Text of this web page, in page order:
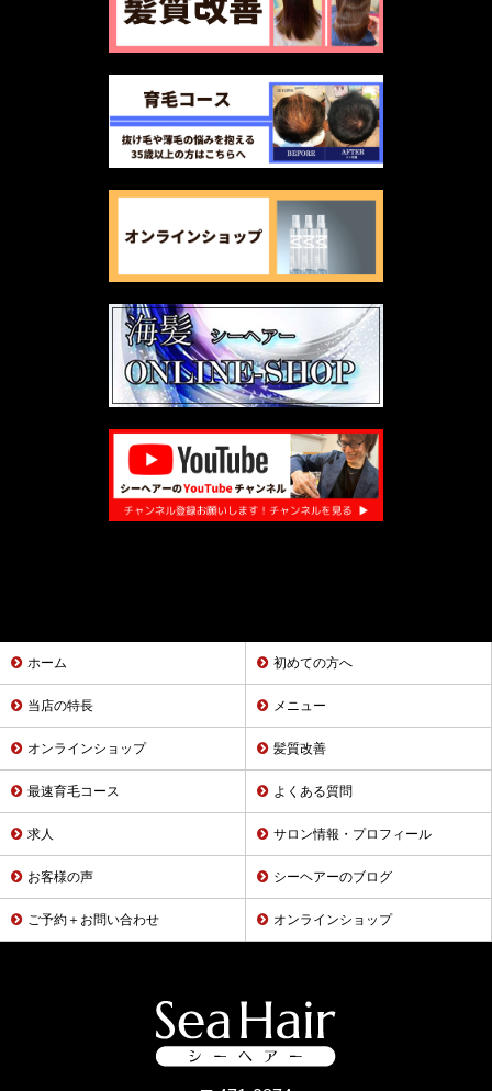
ホーム 初めての方へ
当店の特長 メニュー
オンラインショップ 髪質改善
最速育毛コース よくある質問
求人 サロン情報・プロフィール
お客様の声 シーヘアーのブログ
ご予約＋お問い合わせ オンラインショップ